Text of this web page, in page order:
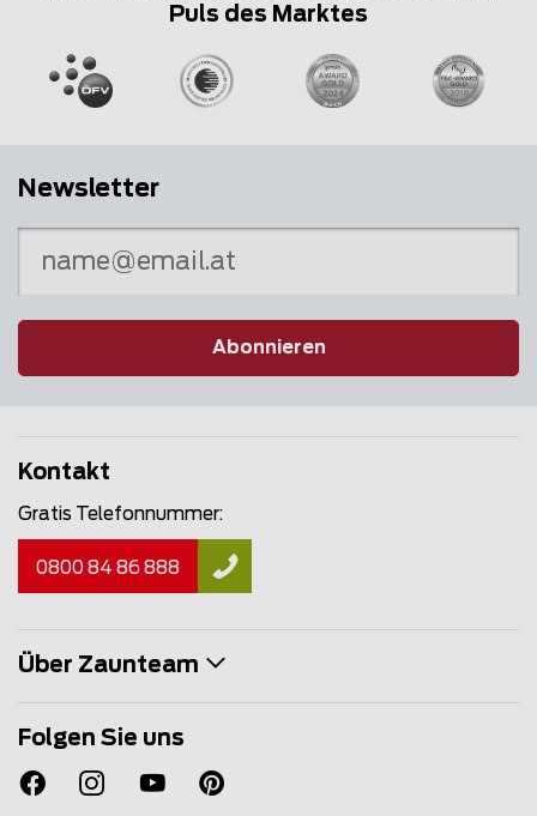
Puls des Marktes
Newsletter
Abonnieren
Kontakt
Gratis Telefonnummer:
0800 84 86 888
Über Zaunteam
Folgen Sie uns